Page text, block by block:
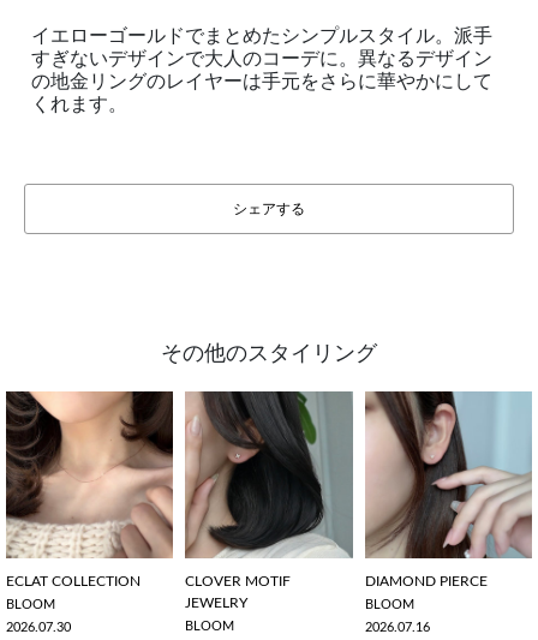
イエローゴールドでまとめたシンプルスタイル。派手
すぎないデザインで大人のコーデに。異なるデザイン
の地金リングのレイヤーは手元をさらに華やかにして
くれます。
シェアする
その他のスタイリング
ECLAT COLLECTION
BLOOM
2026.07.30
CLOVER MOTIF
JEWELRY
BLOOM
DIAMOND PIERCE
BLOOM
2026.07.16